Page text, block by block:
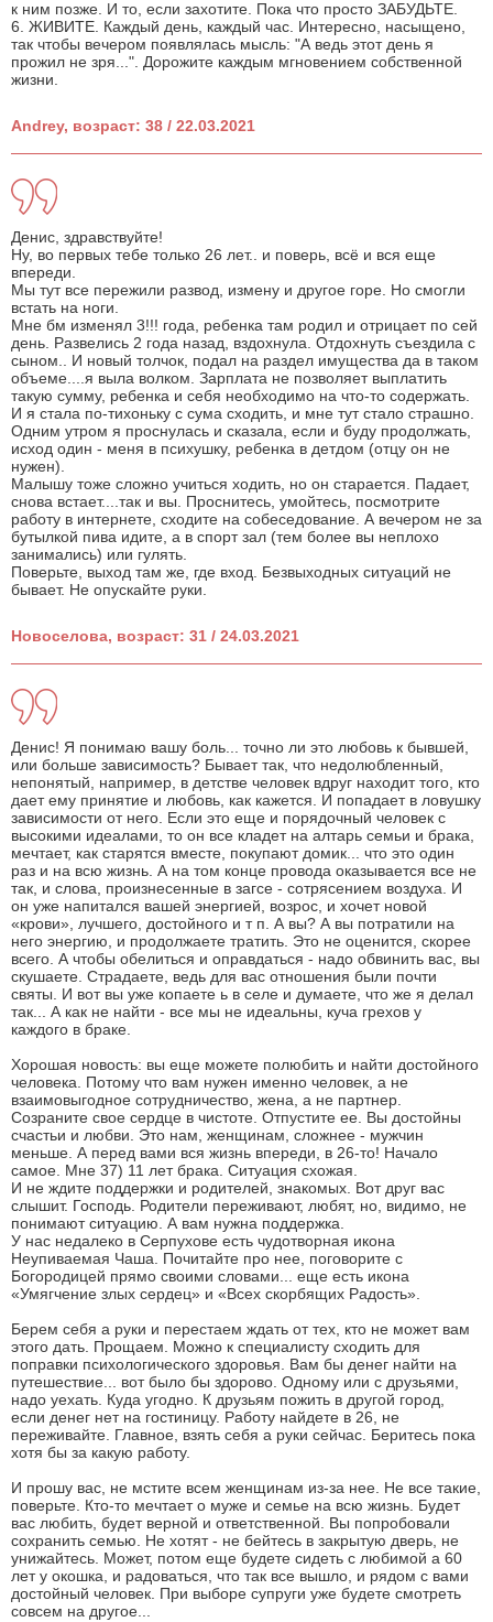
к ним позже. И то, если захотите. Пока что просто ЗАБУДЬТЕ.
6. ЖИВИТЕ. Каждый день, каждый час. Интересно, насыщено,
так чтобы вечером появлялась мысль: "А ведь этот день я
прожил не зря...". Дорожите каждым мгновением собственной
жизни.
Andrey, возраст: 38 / 22.03.2021
Денис, здравствуйте!
Ну, во первых тебе только 26 лет.. и поверь, всё и вся еще
впереди.
Мы тут все пережили развод, измену и другое горе. Но смогли
встать на ноги.
Мне бм изменял 3!!! года, ребенка там родил и отрицает по сей
день. Развелись 2 года назад, вздохнула. Отдохнуть съездила с
сыном.. И новый толчок, подал на раздел имущества да в таком
объеме....я выла волком. Зарплата не позволяет выплатить
такую сумму, ребенка и себя необходимо на что-то содержать.
И я стала по-тихоньку с сума сходить, и мне тут стало страшно.
Одним утром я проснулась и сказала, если и буду продолжать,
исход один - меня в психушку, ребенка в детдом (отцу он не
нужен).
Малышу тоже сложно учиться ходить, но он старается. Падает,
снова встает....так и вы. Проснитесь, умойтесь, посмотрите
работу в интернете, сходите на собеседование. А вечером не за
бутылкой пива идите, а в спорт зал (тем более вы неплохо
занимались) или гулять.
Поверьте, выход там же, где вход. Безвыходных ситуаций не
бывает. Не опускайте руки.
Новоселова, возраст: 31 / 24.03.2021
Денис! Я понимаю вашу боль... точно ли это любовь к бывшей,
или больше зависимость? Бывает так, что недолюбленный,
непонятый, например, в детстве человек вдруг находит того, кто
дает ему принятие и любовь, как кажется. И попадает в ловушку
зависимости от него. Если это еще и порядочный человек с
высокими идеалами, то он все кладет на алтарь семьи и брака,
мечтает, как старятся вместе, покупают домик... что это один
раз и на всю жизнь. А на том конце провода оказывается все не
так, и слова, произнесенные в загсе - сотрясением воздуха. И
он уже напитался вашей энергией, возрос, и хочет новой
«крови», лучшего, достойного и т п. А вы? А вы потратили на
него энергию, и продолжаете тратить. Это не оценится, скорее
всего. А чтобы обелиться и оправдаться - надо обвинить вас, вы
скушаете. Страдаете, ведь для вас отношения были почти
святы. И вот вы уже копаете ь в селе и думаете, что же я делал
так... А как не найти - все мы не идеальны, куча грехов у
каждого в браке.
Хорошая новость: вы еще можете полюбить и найти достойного
человека. Потому что вам нужен именно человек, а не
взаимовыгодное сотрудничество, жена, а не партнер.
Созраните свое сердце в чистоте. Отпустите ее. Вы достойны
счастьи и любви. Это нам, женщинам, сложнее - мужчин
меньше. А перед вами вся жизнь впереди, в 26-то! Начало
самое. Мне 37) 11 лет брака. Ситуация схожая.
И не ждите поддержки и родителей, знакомых. Вот друг вас
слышит. Господь. Родители переживают, любят, но, видимо, не
понимают ситуацию. А вам нужна поддержка.
У нас недалеко в Серпухове есть чудотворная икона
Неупиваемая Чаша. Почитайте про нее, поговорите с
Богородицей прямо своими словами... еще есть икона
«Умягчение злых сердец» и «Всех скорбящих Радость».
Берем себя а руки и перестаем ждать от тех, кто не может вам
этого дать. Прощаем. Можно к специалисту сходить для
поправки психологического здоровья. Вам бы денег найти на
путешествие... вот было бы здорово. Одному или с друзьями,
надо уехать. Куда угодно. К друзьям пожить в другой город,
если денег нет на гостиницу. Работу найдете в 26, не
переживайте. Главное, взять себя а руки сейчас. Беритесь пока
хотя бы за какую работу.
И прошу вас, не мстите всем женщинам из-за нее. Не все такие,
поверьте. Кто-то мечтает о муже и семье на всю жизнь. Будет
вас любить, будет верной и ответственной. Вы попробовали
сохранить семью. Не хотят - не бейтесь в закрытую дверь, не
унижайтесь. Может, потом еще будете сидеть с любимой а 60
лет у окошка, и радоваться, что так все вышло, и рядом с вами
достойный человек. При выборе супруги уже будете смотреть
совсем на другое...